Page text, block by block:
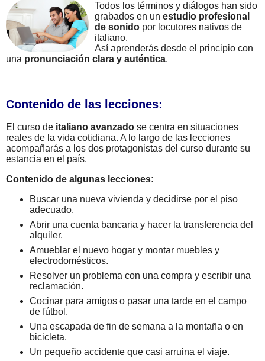
Todos los términos y diálogos han sido
grabados en un estudio profesional
de sonido por locutores nativos de
italiano.
Así aprenderás desde el principio con
una pronunciación clara y auténtica.
Contenido de las lecciones:
El curso de italiano avanzado se centra en situaciones
reales de la vida cotidiana. A lo largo de las lecciones
acompañarás a los dos protagonistas del curso durante su
estancia en el país.
Contenido de algunas lecciones:
Buscar una nueva vivienda y decidirse por el piso
adecuado.
Abrir una cuenta bancaria y hacer la transferencia del
alquiler.
Amueblar el nuevo hogar y montar muebles y
electrodomésticos.
Resolver un problema con una compra y escribir una
reclamación.
Cocinar para amigos o pasar una tarde en el campo
de fútbol.
Una escapada de fin de semana a la montaña o en
bicicleta.
Un pequeño accidente que casi arruina el viaje.